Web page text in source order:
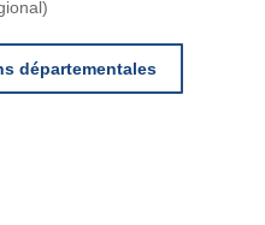
départementales